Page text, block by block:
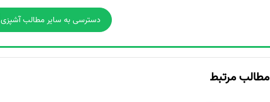
دسترسی به سایر مطالب آشپزی
مطالب مرتبط